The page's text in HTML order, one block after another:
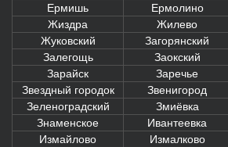
Ермишь
Ермолино
Жиздра
Жилево
Жуковский
Загорянский
Залегощь
Заокский
Зарайск
Заречье
Звездный городок
Звенигород
Зеленоградский
Змиёвка
Знаменское
Ивантеевка
Измайлово
Измалково